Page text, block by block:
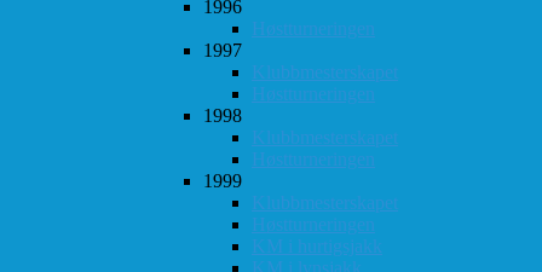
1996
Høstturneringen
1997
Klubbmesterskapet
Høstturneringen
1998
Klubbmesterskapet
Høstturneringen
1999
Klubbmesterskapet
Høstturneringen
KM i hurtigsjakk
KM i lynsjakk